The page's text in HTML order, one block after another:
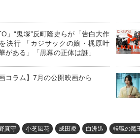
」“鬼塚”反町隆史らが「告白大作
決行 「カジサックの娘・梶原叶
がある」「黒幕の正体は誰」
画コラム】7月の公開映画から
真守 小芝風花 成田凌 白洲迅 転職の魔